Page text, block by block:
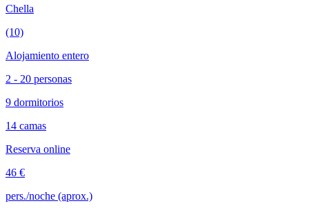
Chella
(10)
Alojamiento entero
2 - 20 personas
9 dormitorios
14 camas
Reserva online
46 €
pers./noche (aprox.)